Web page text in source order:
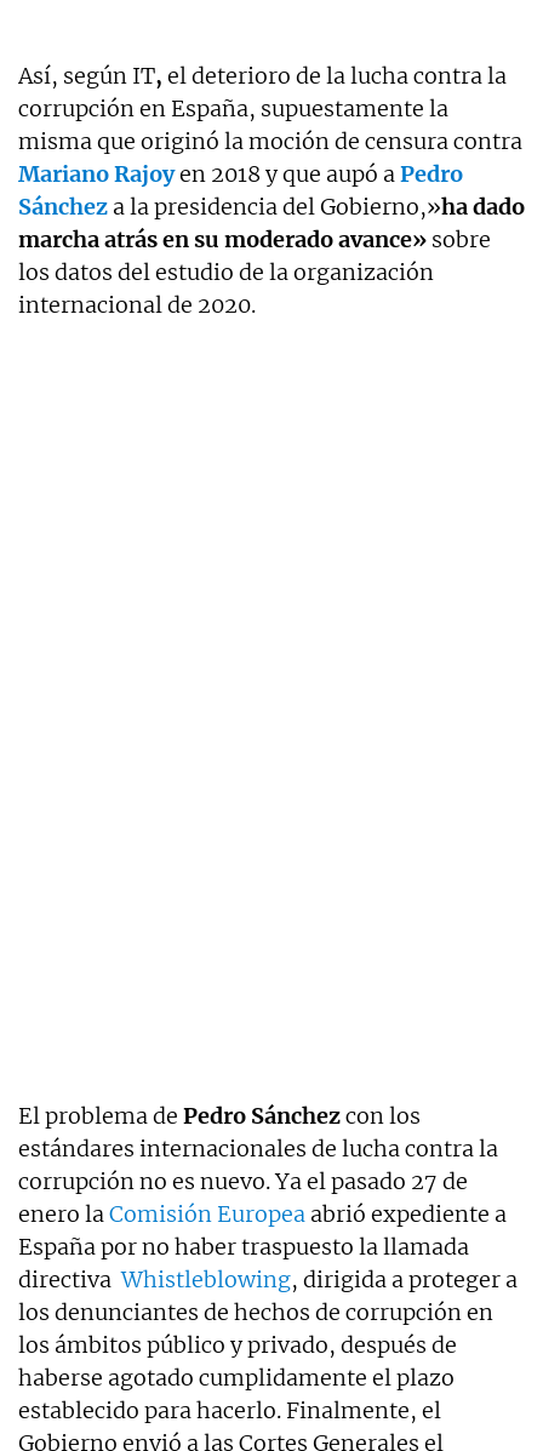
Así, según IT, el deterioro de la lucha contra la
corrupción en España, supuestamente la
misma que originó la moción de censura contra
Mariano Rajoyen 2018 y que aupó aPedro
Sánchez a la presidencia del Gobierno,»ha dado
marcha atrás en su moderado avance» sobre
los datos del estudio de la organización
internacional de 2020.
El problema de Pedro Sánchezcon los
estándares internacionales de lucha contra la
corrupción no es nuevo. Ya el pasado 27 de
enero laComisión Europea abrió expediente a
España por no haber traspuesto la llamada
directiva Whistleblowing, dirigida a proteger a
los denunciantes de hechos de corrupción en
los ámbitos público y privado, después de
haberse agotado cumplidamente el plazo
establecido para hacerlo. Finalmente, el
Gobierno envió a las Cortes Generales el